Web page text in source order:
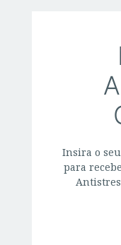
Insira o
para